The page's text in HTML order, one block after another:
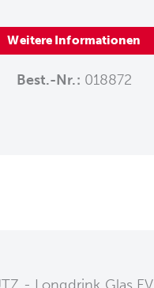
Weitere Informationen
Best.-Nr.: 018872